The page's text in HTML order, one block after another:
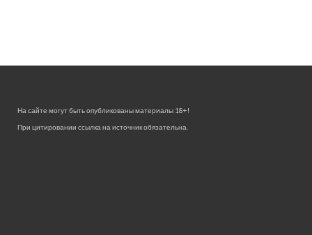
На сайте могут быть опубликованы материалы 18+!
При цитировании ссылка на источник обязательна.